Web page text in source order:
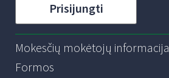
Prisijungti
Mokesčių mokėtojų informacija
Formos